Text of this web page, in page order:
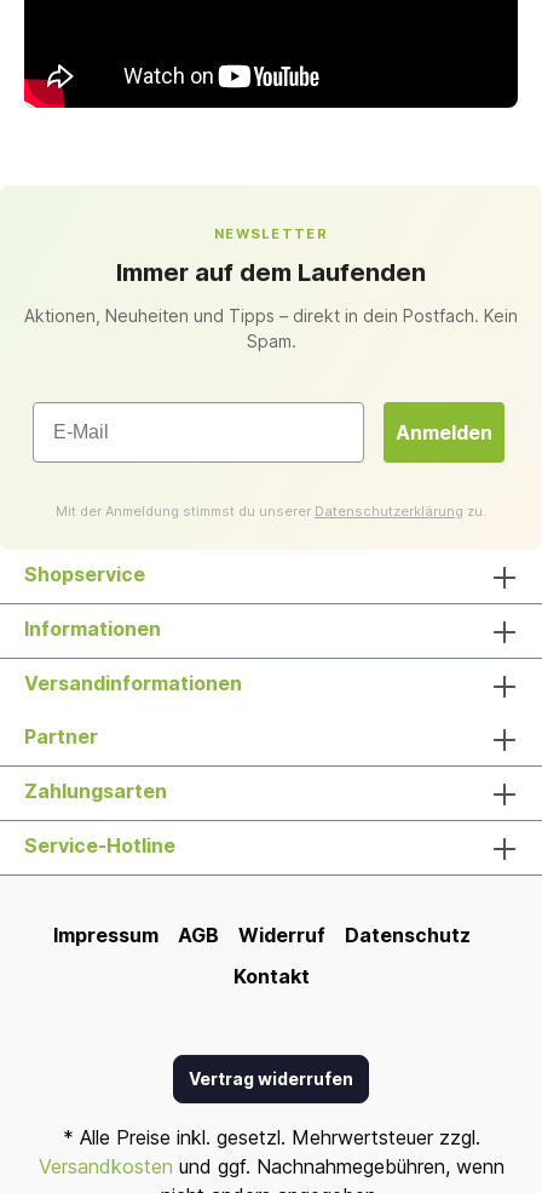
NEWSLETTER
Immer auf dem Laufenden
Aktionen, Neuheiten und Tipps – direkt in dein Postfach. Kein
Spam.
Email
Anmelden
Mit der Anmeldung stimmst du unserer Datenschutzerklärung zu.
Shopservice
Informationen
Versandinformationen
Partner
Zahlungsarten
Service-Hotline
Impressum AGB Widerruf
Datenschutz
Kontakt
Vertrag widerrufen
* Alle Preise inkl. gesetzl. Mehrwertsteuer zzgl.
Versandkosten und ggf. Nachnahmegebühren, wenn